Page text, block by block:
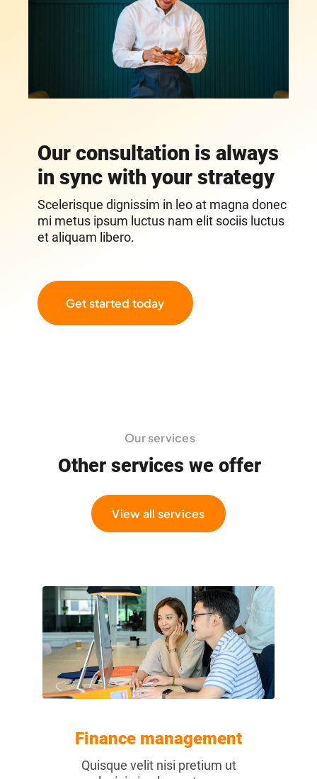
Our consultation is always
in sync with your strategy
Scelerisque dignissim in leo at magna donec
mi metus ipsum luctus nam elit sociis luctus
et aliquam libero.
Get started today
Our services
Other services we offer
View all services
Finance management
Quisque velit nisi pretium ut